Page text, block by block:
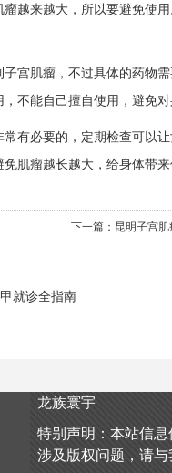
越来越大，所以要避免使
宫肌瘤，不过具体的药物
不能自己擅自使用，避免对
有必要的，定期检查可以
肌瘤越长越大，给身体带来
下一篇： 昆明子宫
就诊全指南
龙族寰宇
特别声明：本站信
涉及版权问题，请与